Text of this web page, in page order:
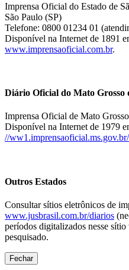
Imprensa Oficial do Estado de
São Paulo (SP)
Telefone: 0800 01234 01
Disponível na Internet de 1891
www.imprensaoficial.com.br.
Diário Oficial do Mato Grosso
Imprensa Oficial de Mato
Disponível na Internet de 1979
//
Outros Estados
Consultar sítios eletrônicos de
www.jusbrasil.com.br/diarios
períodos digitalizados nesse
pesquisado.
Fechar